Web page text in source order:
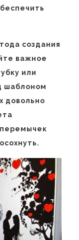
создания
важное
или
шаблоном
довольно